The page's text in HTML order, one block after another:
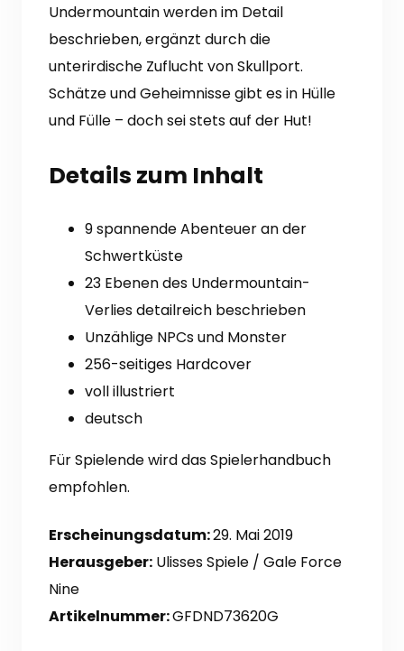
Undermountain werden im Detail
beschrieben, ergänzt durch die
unterirdische Zuflucht von Skullport.
Schätze und Geheimnisse gibt es in Hülle
und Fülle – doch sei stets auf der Hut!
Details zum Inhalt
9 spannende Abenteuer an der
Schwertküste
23 Ebenen des Undermountain-
Verlies detailreich beschrieben
Unzählige NPCs und Monster
256-seitiges Hardcover
voll illustriert
deutsch
Für Spielende wird das Spielerhandbuch
empfohlen.
Erscheinungsdatum:29. Mai 2019
Herausgeber: Ulisses Spiele / Gale Force
Nine
Artikelnummer:GFDND73620G